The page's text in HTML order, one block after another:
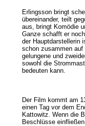
Erlingsson bringt
übereinander, teilt
aus, bringt Komödie
Ganze schafft er
der Hauptdarstellerin
schon zusammen
gelungene und
sowohl die
bedeuten kann.
Der Film kommt am
einen Tag vor dem
Kattowitz. Wenn die
Beschlüsse